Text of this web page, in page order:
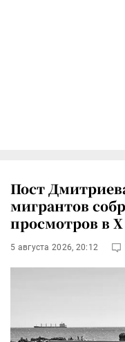
Пост
мигрантов
просмотров в X
5 августа 2026, 20:12